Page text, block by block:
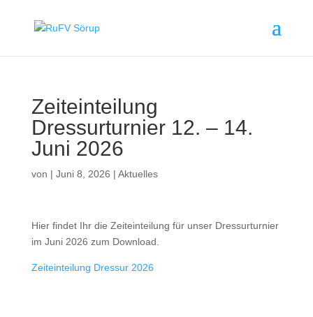
Zeiteinteilung
Dressurturnier 12. – 14.
Juni 2026
von | Juni 8, 2026 | Aktuelles
Hier findet Ihr die Zeiteinteilung für unser Dressurturnier
im Juni 2026 zum Download.
Zeiteinteilung Dressur 2026